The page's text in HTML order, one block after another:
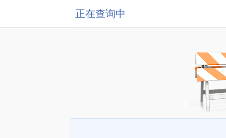
正在查询中